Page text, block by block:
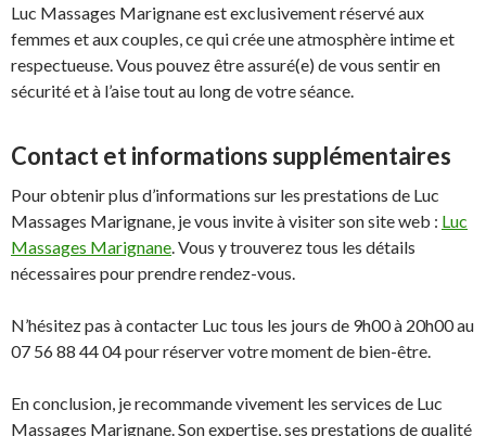
Luc Massages Marignane est exclusivement réservé aux
femmes et aux couples, ce qui crée une atmosphère intime et
respectueuse. Vous pouvez être assuré(e) de vous sentir en
sécurité et à l’aise tout au long de votre séance.
Contact et informations supplémentaires
Pour obtenir plus d’informations sur les prestations de Luc
Massages Marignane, je vous invite à visiter son site web : Luc
Massages Marignane . Vous y trouverez tous les détails
nécessaires pour prendre rendez-vous.
N’hésitez pas à contacter Luc tous les jours de 9h00 à 20h00 au
07 56 88 44 04 pour réserver votre moment de bien-être.
En conclusion, je recommande vivement les services de Luc
Massages Marignane. Son expertise, ses prestations de qualité